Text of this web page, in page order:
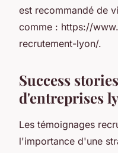
est recommandé de
comme : https://
recrutement-lyon/.
Success
d'entreprises
Les témoignages
l'importance d'une